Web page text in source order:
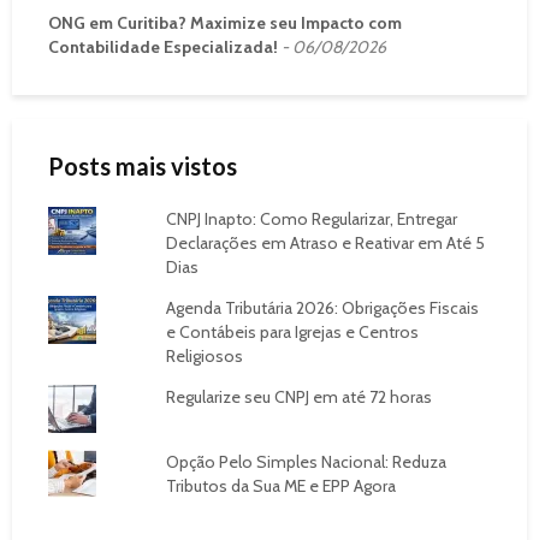
ONG em Curitiba? Maximize seu Impacto com
Contabilidade Especializada!
06/08/2026
Posts mais vistos
CNPJ Inapto: Como Regularizar, Entregar
Declarações em Atraso e Reativar em Até 5
Dias
Agenda Tributária 2026: Obrigações Fiscais
e Contábeis para Igrejas e Centros
Religiosos
Regularize seu CNPJ em até 72 horas
Opção Pelo Simples Nacional: Reduza
Tributos da Sua ME e EPP Agora